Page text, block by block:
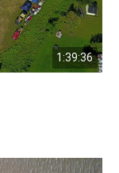
1:39:36